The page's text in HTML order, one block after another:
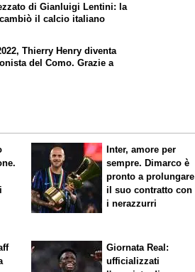
di Gianluigi Lentini: la
il calcio italiano
Thierry Henry diventa
del Como. Grazie a
Inter, amore per
sempre. Dimarco è
pronto a prolungare
il suo contratto con
i nerazzurri
Giornata Real:
ufficializzati